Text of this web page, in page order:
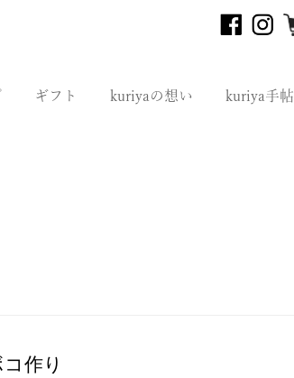
ギフト kuriyaの想い kuriya手帖
作り